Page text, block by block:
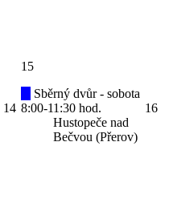
14
15
Sběrný dvůr - sobota
8:00-11:30 hod.
Hustopeče nad
Bečvou (Přerov)
16